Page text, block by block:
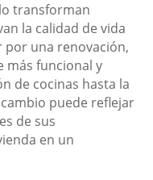
transforman
la calidad de vida
por una renovación,
más funcional y
de cocinas hasta la
puede reflejar
de sus
en un